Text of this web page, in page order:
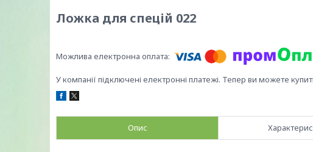
Ложка для спецій 022
У компанії підключені електронні платежі. Тепер ви можете
Опис